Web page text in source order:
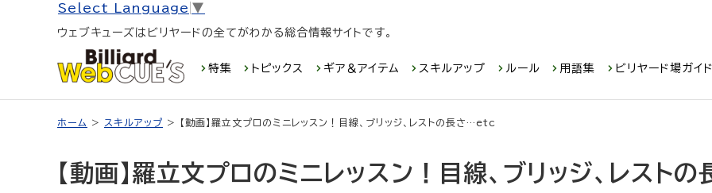
Select Language ▼
ウェブキューズはビリヤードの全てがわかる総合情報サイトです。
特集 トピックス ギア＆アイテム スキルアップ ルール 用語集 ビリヤード場ガイ
ホーム > スキルアップ > 【動画】羅立文プロのミニレッスン！目線、ブリッジ、レストの長さ…etc
【動画】羅立文プロのミニレッスン！目線、ブリッジ、レストの